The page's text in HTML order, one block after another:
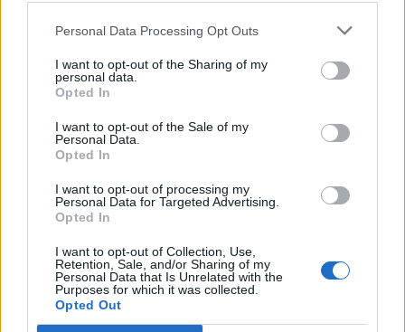
Personal Data Processing Opt Outs
I want to opt-out of the Sharing of my
personal data.
Opted In
I want to opt-out of the Sale of my
Personal Data.
Opted In
I want to opt-out of processing my
Personal Data for Targeted Advertising.
Opted In
I want to opt-out of Collection, Use,
Retention, Sale, and/or Sharing of my
Personal Data that Is Unrelated with the
Purposes for which it was collected.
Opted Out
kifejtett erőfeszítéseit hangsúlyozta,
másrészt azzal vádolta meg az apátot, hogy
elutasította a szövetség közvetítését és jogi
támogatását.
Mindez így utólag némileg
áldozathibáztatásként hat.
Anzelm apátot ismerve ugyanis
kijelenthető: rendszerint hálásan fogad